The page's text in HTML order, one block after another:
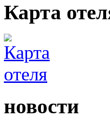
Карта
новости